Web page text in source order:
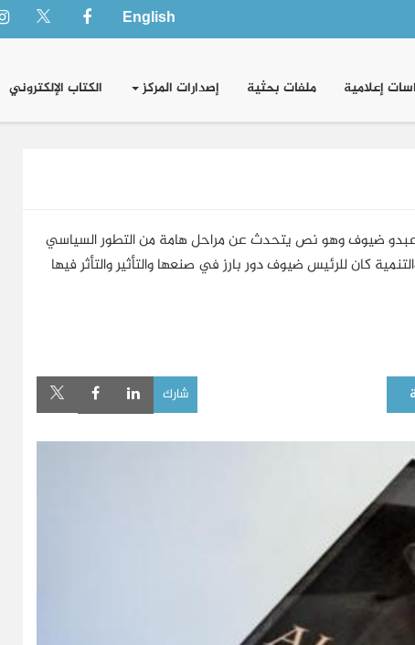
English
إعلامية ملفات بحثية إصدارات المركز الكتاب الإلكتروني
عبدو ضيوف وهو نص يتحدث عن مراحل هامة من التطور السياسي
كان للرئيس ضيوف دور بارز في صنعها والتأثير والتأثر فيها
شارك